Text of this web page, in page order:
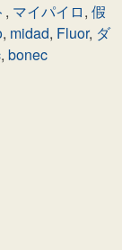
, マイパイロ, 假
, midad, Fluor, ダ
, bonec